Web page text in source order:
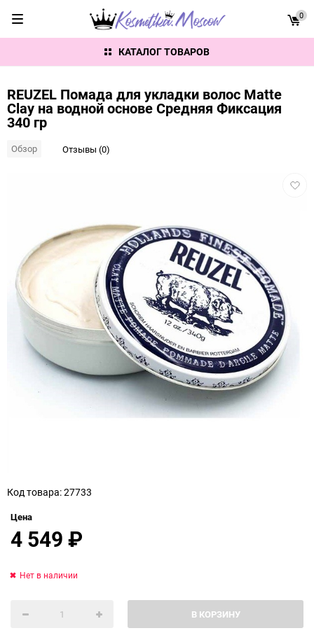
КАТАЛОГ ТОВАРОВ
0
REUZEL Помада для укладки волос Matte
Clay на водной основе Средняя Фиксация
340 гр
Обзор Отзывы (0)
Код товара: 27733
Цена
4 549₽
В КОРЗИНУ
Нет в наличии